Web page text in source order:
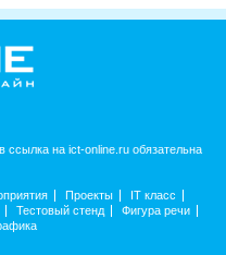
на ict-online.ru обязательна
Проекты
IT класс
Тестовый стенд
Фигура речи